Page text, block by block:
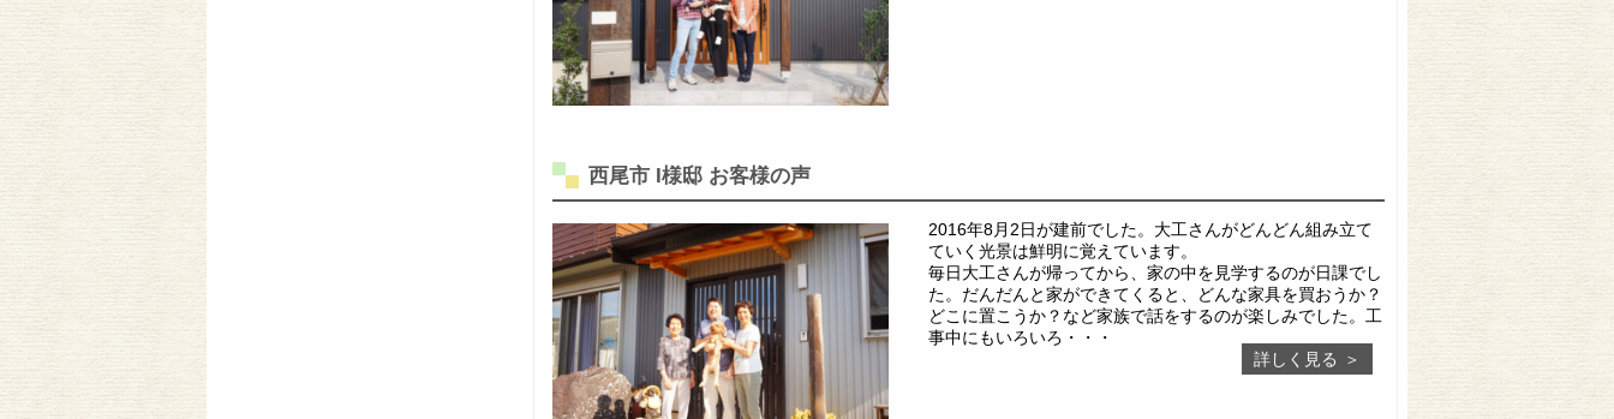
西尾市 I様邸 お客様の声
2016年8月2日が建前でした。大工さんがどんどん組み立て
ていく光景は鮮明に覚えています。
毎日大工さんが帰ってから、家の中を見学するのが日課でし
た。だんだんと家ができてくると、どんな家具を買おうか？
どこに置こうか？など家族で話をするのが楽しみでした。工
事中にもいろいろ・・・
詳しく見る